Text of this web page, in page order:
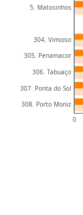
0
5. Matosinhos
304. Vimioso
305. Penamacor
306. Tabuaço
307. Ponta do Sol
308. Porto Moniz